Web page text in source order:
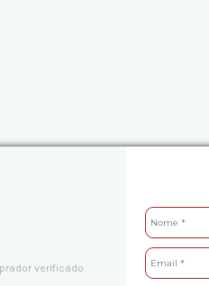
verificado